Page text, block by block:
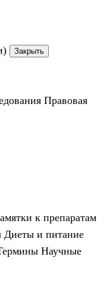
Закрыть
Правовая
к препаратам
Диеты и питание
Научные